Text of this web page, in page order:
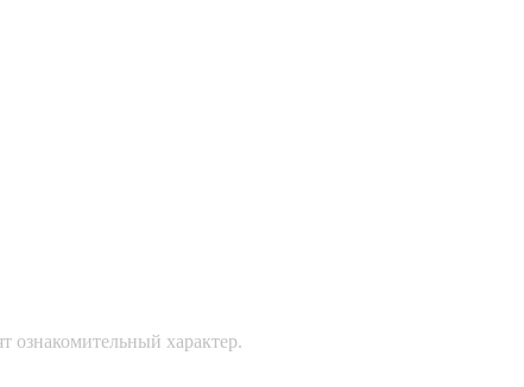
ознакомительный характер.